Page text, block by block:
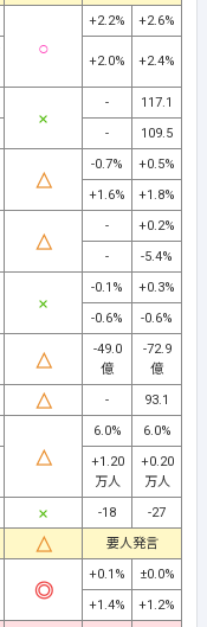
+2.2%
+2.6%
+2.0% +2.4%
-
117.1
- 109.5
-0.7%
+0.5%
+1.6%
+1.8%
-
+0.2%
-
-5.4%
-0.1%
+0.3%
-0.6%
-0.6%
-49.0
億
-72.9
億
- 93.1
6.0% 6.0%
+1.20
万人
+0.20
万人
-18
-27
要人発言
+0.1%
±0.0%
+1.4%
+1.2%